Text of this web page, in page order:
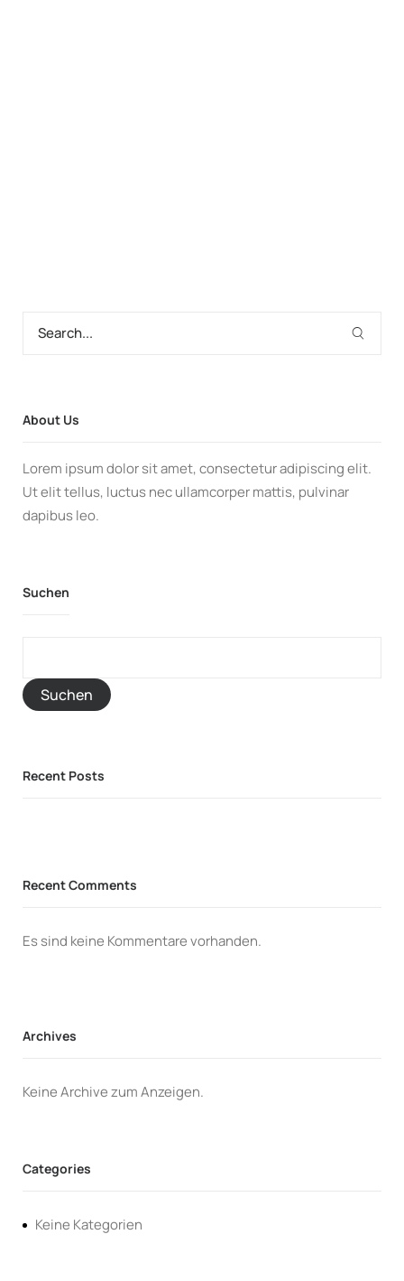
About Us
Lorem ipsum dolor sit amet, consectetur adipiscing elit.
Ut elit tellus, luctus nec ullamcorper mattis, pulvinar
dapibus leo.
Suchen
Suchen
Recent Posts
Recent Comments
Es sind keine Kommentare vorhanden.
Archives
Keine Archive zum Anzeigen.
Categories
Keine Kategorien